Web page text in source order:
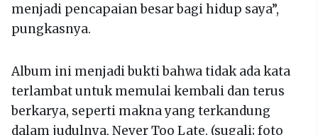
menjadi pencapaian besar bagi hidup saya”,
pungkasnya.
Album ini menjadi bukti bahwa tidak ada kata
terlambat untuk memulai kembali dan terus
berkarya, seperti makna yang terkandung
dalam judulnya, Never Too Late. (sugali; foto